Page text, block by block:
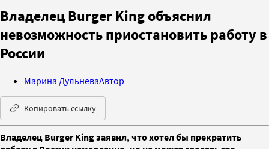
Владелец Burger King объяснил
невозможность приостановить работу в
России
Марина ДульневаАвтор
Копировать ссылку
Владелец Burger King заявил, что хотел бы прекратить